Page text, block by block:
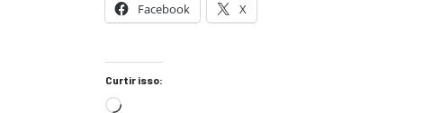
Facebook X
Curtir isso: